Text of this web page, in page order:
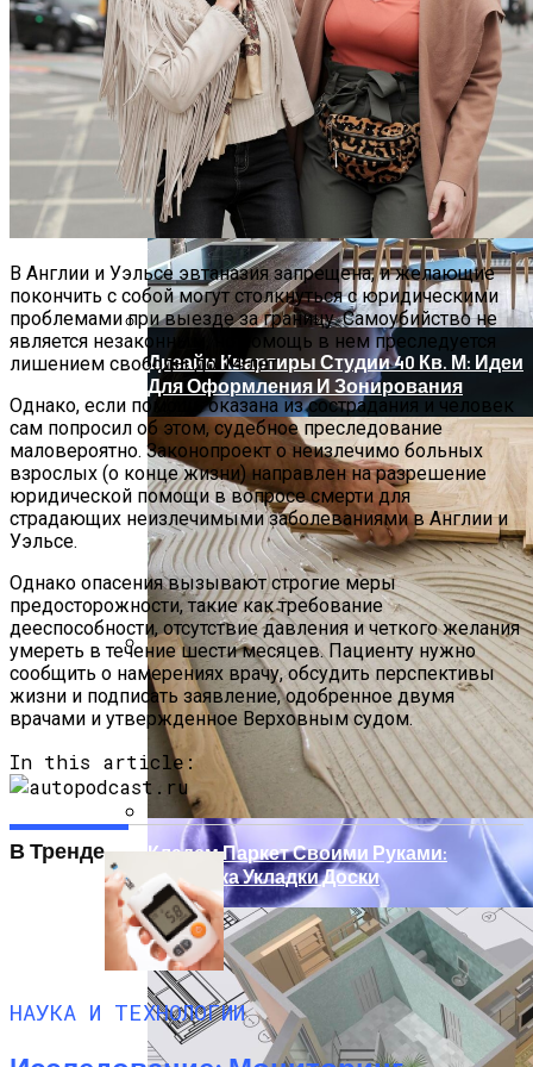
В Рамках Новой Единой Субсидии
Турпоездки По России Увеличатся На 11
Млн
Новый Метод Сканирования Мозга
Помогает Выявить Причины
Депрессии
Технологи Машинного Обучения
Способствуют Улучшению Методов
Электростимуляции
Дизайн Квартиры Студии 40 Кв. М: Идеи
Для Оформления И Зонирования
Кладем Паркет Своими Руками:
Методика Укладки Доски
В Англии и Уэльсе эвтаназия запрещена, и желающие
покончить с собой могут столкнуться с юридическими
проблемами при выезде за границу. Самоубийство не
является незаконным, но помощь в нем преследуется
лишением свободы до 14 лет.
Однако, если помощь оказана из сострадания и человек
сам попросил об этом, судебное преследование
маловероятно. Законопроект о неизлечимо больных
взрослых (о конце жизни) направлен на разрешение
юридической помощи в вопросе смерти для
страдающих неизлечимыми заболеваниями в Англии и
Уэльсе.
Однако опасения вызывают строгие меры
предосторожности, такие как требование
дееспособности, отсутствие давления и четкого желания
умереть в течение шести месяцев. Пациенту нужно
сообщить о намерениях врачу, обсудить перспективы
жизни и подписать заявление, одобренное двумя
врачами и утвержденное Верховным судом.
In this article:
В Тренде
НАУКА И ТЕХНОЛОГИИ